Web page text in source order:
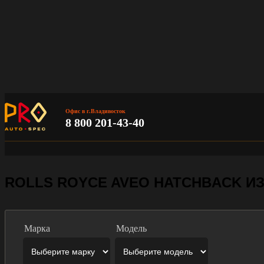
Офис в г.Владивосток
8 800 201-43-40
ROLLS ROYCE AVEO HATCHBACK
Марка Модель